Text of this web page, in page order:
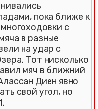
пока ближе к
с
в разные
на удар с
Тот нисколько
мяч в ближний
Диен явно
свой угол, но